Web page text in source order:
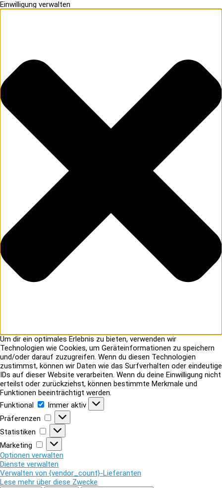
Einwilligung verwalten
Um dir ein optimales Erlebnis zu bieten, verwenden wir
Technologien wie Cookies, um Geräteinformationen zu speichern
und/oder darauf zuzugreifen. Wenn du diesen Technologien
zustimmst, können wir Daten wie das Surfverhalten oder eindeutige
IDs auf dieser Website verarbeiten. Wenn du deine Einwilligung nicht
erteilst oder zurückziehst, können bestimmte Merkmale und
Funktionen beeinträchtigt werden.
Funktional
Funktional
Immer aktiv
Präferenzen
Präferenzen
Statistiken
Statistiken
Marketing
Marketing
Optionen verwalten
Dienste verwalten
Verwalten von {vendor_count}-Lieferanten
Lese mehr über diese Zwecke